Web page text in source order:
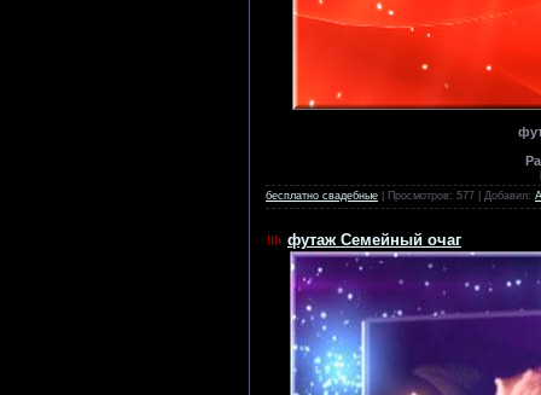
бесплатно свадебные | Просмотров: 577 | Добавил:
футаж Семейный очаг